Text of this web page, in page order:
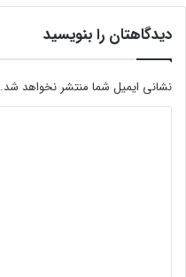
دیدگاهتان را بنویسید
نشانی ایمیل شما منتشر نخواهد شد.